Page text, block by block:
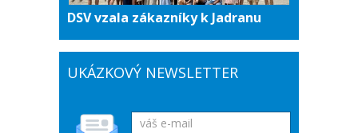
DSV vzala zákazníky k Jadranu
UKÁZKOVÝ NEWSLETTER